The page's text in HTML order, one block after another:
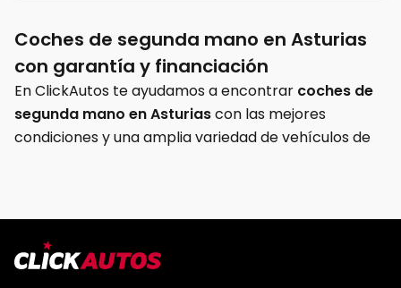
Coches de segunda mano en Asturias
con garantía y financiación
En ClickAutos te ayudamos a encontrar coches de
segunda mano en Asturiascon las mejores
condiciones y una amplia variedad de vehículos de
Nuestro catálogo incluye coches para todo tipo de
conductores y necesidades: desde vehículos